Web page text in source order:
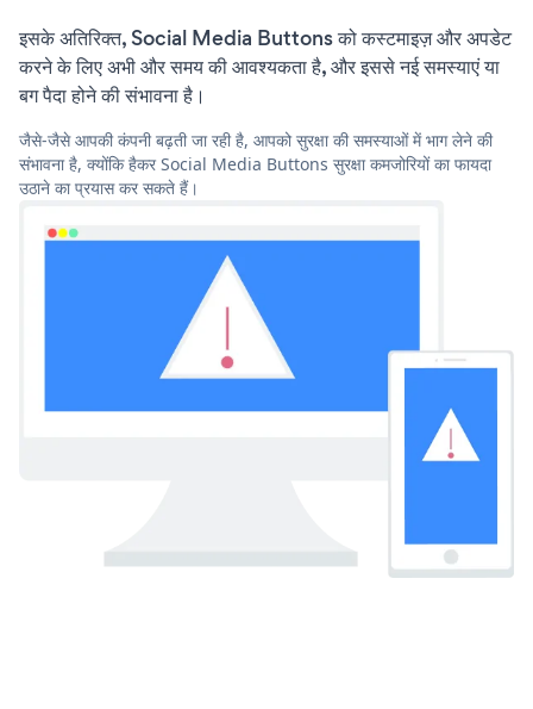
इसके अतिरिक्त, Social Media Buttons को कस्टमाइज़ और अपडेट
करने के लिए अभी और समय की आवश्यकता है, और इससे नई समस्याएं या
बग पैदा होने की संभावना है।
जैसे-जैसे आपकी कंपनी बढ़ती जा रही है, आपको सुरक्षा की समस्याओं में भाग लेने की
संभावना है, क्योंकि हैकर Social Media Buttons सुरक्षा कमजोरियों का फायदा
उठाने का प्रयास कर सकते हैं।